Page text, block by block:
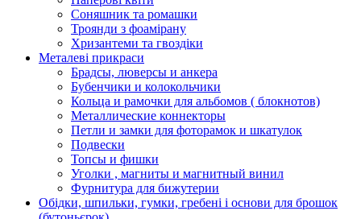
Соняшник та ромашки
Троянди з фоамірану
Хризантеми та гвоздіки
Металеві прикраси
Брадсы, люверсы и анкера
Бубенчики и колокольчики
Кольца и рамочки для альбомов ( блокнотов)
Металлические коннекторы
Петли и замки для фоторамок и шкатулок
Подвески
Топсы и фишки
Уголки , магниты и магнитный винил
Фурнитура для бижутерии
Обідки, шпильки, гумки, гребені і основи для брошок